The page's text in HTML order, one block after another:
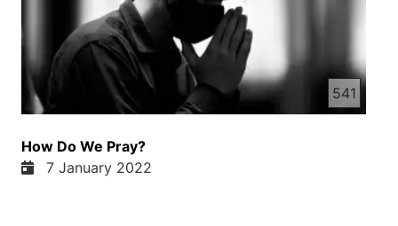
541
How Do We Pray?
7 January 2022